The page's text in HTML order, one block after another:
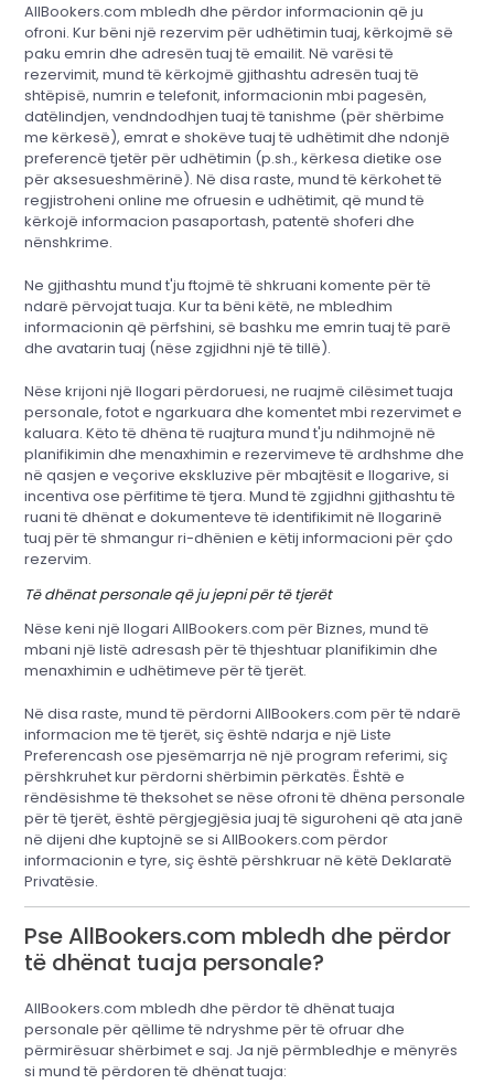
AllBookers.com mbledh dhe përdor informacionin që ju
ofroni. Kur bëni një rezervim për udhëtimin tuaj, kërkojmë së
paku emrin dhe adresën tuaj të emailit. Në varësi të
rezervimit, mund të kërkojmë gjithashtu adresën tuaj të
shtëpisë, numrin e telefonit, informacionin mbi pagesën,
datëlindjen, vendndodhjen tuaj të tanishme (për shërbime
me kërkesë), emrat e shokëve tuaj të udhëtimit dhe ndonjë
preferencë tjetër për udhëtimin (p.sh., kërkesa dietike ose
për aksesueshmërinë). Në disa raste, mund të kërkohet të
regjistroheni online me ofruesin e udhëtimit, që mund të
kërkojë informacion pasaportash, patentë shoferi dhe
nënshkrime.
Ne gjithashtu mund t'ju ftojmë të shkruani komente për të
ndarë përvojat tuaja. Kur ta bëni këtë, ne mbledhim
informacionin që përfshini, së bashku me emrin tuaj të parë
dhe avatarin tuaj (nëse zgjidhni një të tillë).
Nëse krijoni një llogari përdoruesi, ne ruajmë cilësimet tuaja
personale, fotot e ngarkuara dhe komentet mbi rezervimet e
kaluara. Këto të dhëna të ruajtura mund t'ju ndihmojnë në
planifikimin dhe menaxhimin e rezervimeve të ardhshme dhe
në qasjen e veçorive ekskluzive për mbajtësit e llogarive, si
incentiva ose përfitime të tjera. Mund të zgjidhni gjithashtu të
ruani të dhënat e dokumenteve të identifikimit në llogarinë
tuaj për të shmangur ri-dhënien e këtij informacioni për çdo
rezervim.
Të dhënat personale që ju jepni për të tjerët
Nëse keni një llogari AllBookers.com për Biznes, mund të
mbani një listë adresash për të thjeshtuar planifikimin dhe
menaxhimin e udhëtimeve për të tjerët.
Në disa raste, mund të përdorni AllBookers.com për të ndarë
informacion me të tjerët, siç është ndarja e një Liste
Preferencash ose pjesëmarrja në një program referimi, siç
përshkruhet kur përdorni shërbimin përkatës. Është e
rëndësishme të theksohet se nëse ofroni të dhëna personale
për të tjerët, është përgjegjësia juaj të siguroheni që ata janë
në dijeni dhe kuptojnë se si AllBookers.com përdor
informacionin e tyre, siç është përshkruar në këtë Deklaratë
Privatësie.
Pse AllBookers.com mbledh dhe përdor
të dhënat tuaja personale?
AllBookers.com mbledh dhe përdor të dhënat tuaja
personale për qëllime të ndryshme për të ofruar dhe
përmirësuar shërbimet e saj. Ja një përmbledhje e mënyrës
si mund të përdoren të dhënat tuaja: